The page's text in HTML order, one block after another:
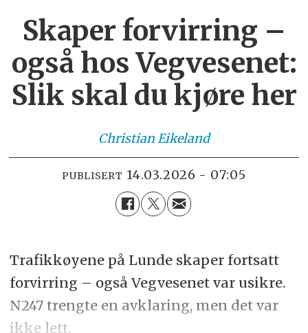
Skaper forvirring –
også hos Vegvesenet:
Slik skal du kjøre her
ChristianEikeland
PUBLISERT 14.03.2026 - 07:05
Trafikkøyene på Lunde skaper fortsatt
forvirring – også Vegvesenet var usikre.
N247 trengte en avklaring, men det var
ikke lett.